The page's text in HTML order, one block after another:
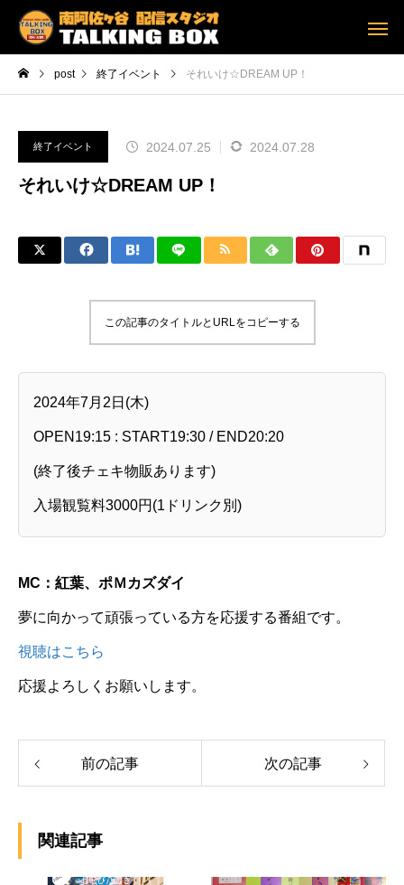
post 終了イベント それいけ☆DREAM UP！
終了イベント 2024.07.25 2024.07.28
それいけ☆DREAM UP！
この記事のタイトルとURLをコピーする
2024年7月2日(木)
OPEN19:15 : START19:30 / END20:20
(終了後チェキ物販あります)
入場観覧料3000円(1ドリンク別)
MC：紅葉、ポＭカズダイ
夢に向かって頑張っている方を応援する番組です。
視聴はこちら
応援よろしくお願いします。
前の記事 次の記事
関連記事